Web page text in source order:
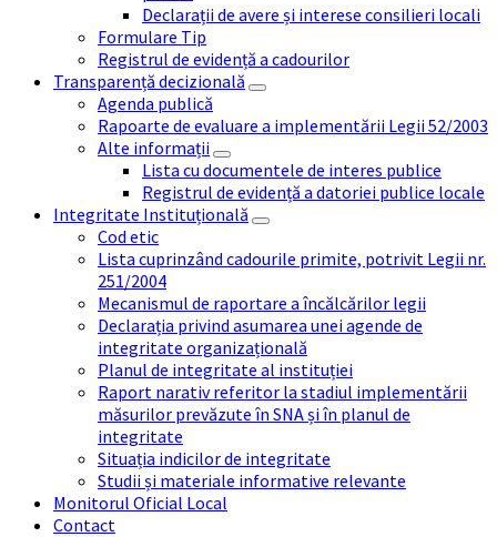
Declarații de avere și interese consilieri locali
Formulare Tip
Registrul de evidență a cadourilor
Transparență decizională
Agenda publică
Rapoarte de evaluare a implementării Legii 52/2003
Alte informații
Lista cu documentele de interes publice
Registrul de evidență a datoriei publice locale
Integritate Instituțională
Cod etic
Lista cuprinzând cadourile primite, potrivit Legii nr.
251/2004
Mecanismul de raportare a încălcărilor legii
Declarația privind asumarea unei agende de
integritate organizațională
Planul de integritate al instituției
Raport narativ referitor la stadiul implementării
măsurilor prevăzute în SNA și în planul de
integritate
Situația indicilor de integritate
Studii și materiale informative relevante
Monitorul Oficial Local
Contact